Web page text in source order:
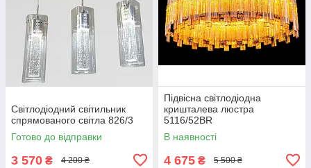
Світлодіодний світильник
спрямованого світла 826/3
Готово до відправки
3 570 ₴ 4 200 ₴
Підвісна світлодіодна
кришталева люстра
5116/52BR
В наявності
4 675 ₴ 5 500 ₴